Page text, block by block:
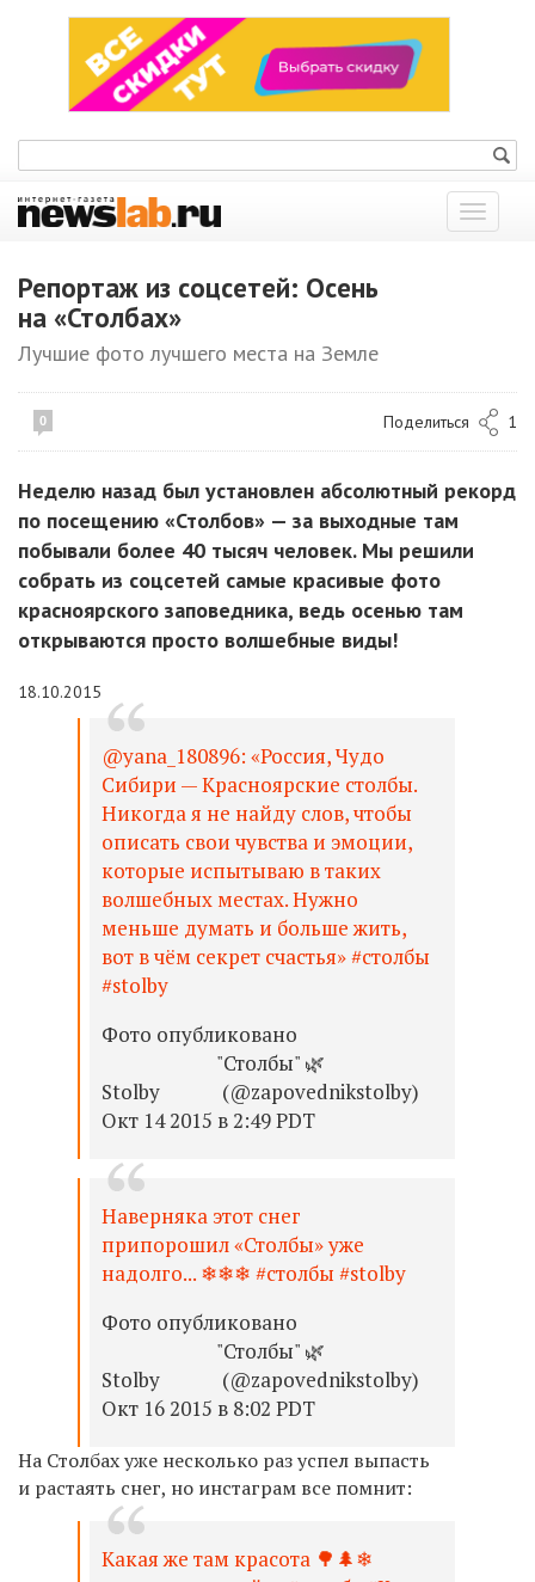
Показать
меню
Репортаж из соцсетей: Осень
на «Столбах»
Лучшие фото лучшего места на Земле
0 Поделиться 1
Неделю назад был установлен абсолютный рекорд
по посещению «Столбов» — за выходные там
побывали более 40 тысяч человек. Мы решили
собрать из соцсетей самые красивые фото
красноярского заповедника, ведь осенью там
открываются просто волшебные виды!
18.10.2015
@yana_180896: «Россия, Чудо
Сибири — Красноярские столбы.
Никогда я не найду слов, чтобы
описать свои чувства и эмоции,
которые испытываю в таких
волшебных местах. Нужно
меньше думать и больше жить,
вот в чём секрет счастья» #столбы
#stolby
Фото опубликовано
⠀⠀⠀⠀⠀⠀⠀⠀"Столбы" 🌿
Stolby⠀⠀⠀⠀ (@zapovednikstolby)
Окт 14 2015 в 2:49 PDT
Наверняка этот снег
припорошил «Столбы» уже
надолго... ❄❄❄ #столбы #stolby
Фото опубликовано
⠀⠀⠀⠀⠀⠀⠀⠀"Столбы" 🌿
Stolby⠀⠀⠀⠀ (@zapovednikstolby)
Окт 16 2015 в 8:02 PDT
На Столбах уже несколько раз успел выпасть
и растаять снег, но инстаграм все помнит:
Какая же там красота 🌳🌲❄